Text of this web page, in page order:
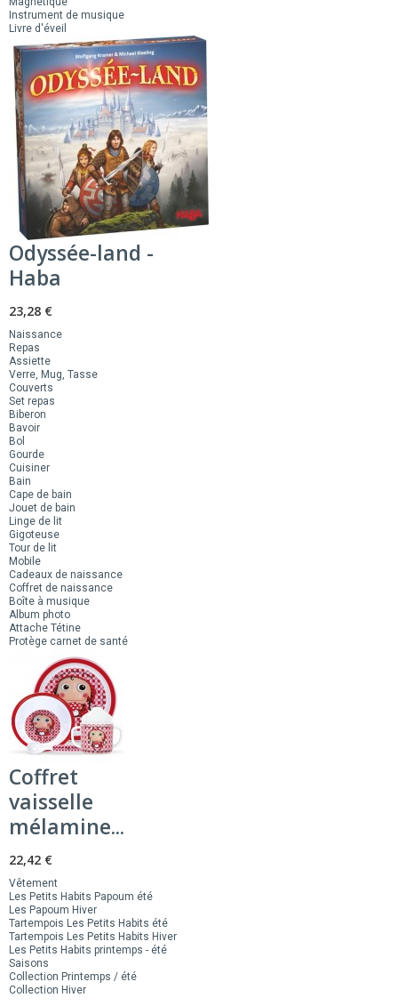
Instrument de musique
Livre d'éveil
Odyssée-land -
Haba
23,28 €
Naissance
Repas
Assiette
Verre, Mug, Tasse
Couverts
Set repas
Biberon
Bavoir
Bol
Gourde
Cuisiner
Bain
Cape de bain
Jouet de bain
Linge de lit
Gigoteuse
Tour de lit
Mobile
Cadeaux de naissance
Coffret de naissance
Boîte à musique
Album photo
Attache Tétine
Protège carnet de santé
Coffret
vaisselle
mélamine...
22,42 €
Vêtement
Les Petits Habits Papoum été
Les Papoum Hiver
Tartempois Les Petits Habits été
Tartempois Les Petits Habits Hiver
Les Petits Habits printemps - été
Saisons
Collection Printemps / été
Collection Hiver